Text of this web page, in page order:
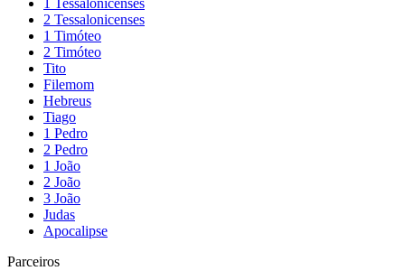
2 Tessalonicenses
1 Timóteo
2 Timóteo
Tito
Filemom
Hebreus
Tiago
1 Pedro
2 Pedro
1 João
2 João
3 João
Judas
Apocalipse
Parceiros